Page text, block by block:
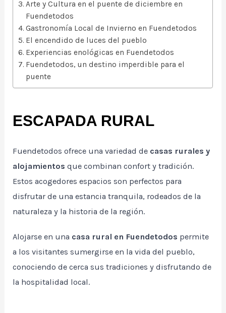
Arte y Cultura en el puente de diciembre en
Fuendetodos
Gastronomía Local de Invierno en Fuendetodos
El encendido de luces del pueblo
Experiencias enológicas en Fuendetodos
Fuendetodos, un destino imperdible para el
puente
ESCAPADA RURAL
Fuendetodos ofrece una variedad de casas rurales y
alojamientos que combinan confort y tradición.
Estos acogedores espacios son perfectos para
disfrutar de una estancia tranquila, rodeados de la
naturaleza y la historia de la región.
Alojarse en una casa rural en Fuendetodos permite
a los visitantes sumergirse en la vida del pueblo,
conociendo de cerca sus tradiciones y disfrutando de
la hospitalidad local.